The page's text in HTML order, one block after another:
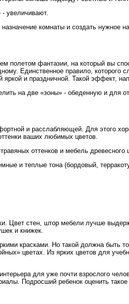
- увеличивают.
комнаты и создать нужное
полетом фантазии, на который вы
Единственное правило, которого
и праздничной. Такой эффект,
на две «зоны» - обеденную и для
и расслабляющей. Для этого
ваших любимых цветов.
оттенков и мебель древесного
и теплые тона (бордовый,
Цвет стен, штор мебели лучше
и книжек.
красками. Но такой должна быть
цветах. Из ярких цветов для
для уже почти взрослого
Подросший ребенок оценить такое